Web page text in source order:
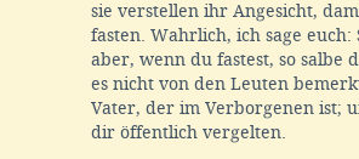
sie verstellen ihr Angesicht,
fasten. Wahrlich, ich sage
aber, wenn du fastest, so salbe
es nicht von den Leuten
Vater, der im Verborgenen ist;
dir öffentlich vergelten.